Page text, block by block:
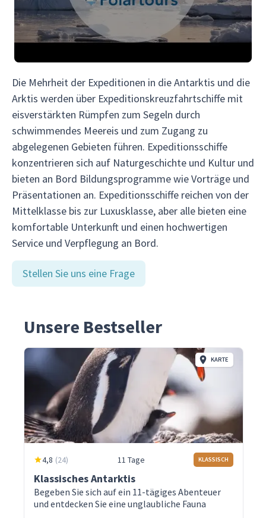
Die Mehrheit der Expeditionen in die Antarktis und die
Arktis werden über Expeditionskreuzfahrtschiffe mit
eisverstärkten Rümpfen zum Segeln durch
schwimmendes Meereis und zum Zugang zu
abgelegenen Gebieten führen. Expeditionsschiffe
konzentrieren sich auf Naturgeschichte und Kultur und
bieten an Bord Bildungsprogramme wie Vorträge und
Präsentationen an. Expeditionsschiffe reichen von der
Mittelklasse bis zur Luxusklasse, aber alle bieten eine
komfortable Unterkunft und einen hochwertigen
Service und Verpflegung an Bord.
Stellen Sie uns eine Frage
Unsere Bestseller
KARTE
4,8 (24) 11 Tage KLASSISCH
Klassisches Antarktis
Begeben Sie sich auf ein 11-tägiges Abenteuer
und entdecken Sie eine unglaubliche Fauna